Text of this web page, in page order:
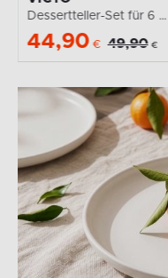
Dessertteller-Set für 6 Personen weiß
44,90 € 49,90 €